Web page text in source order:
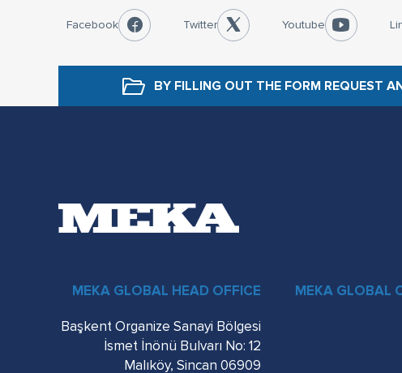
Facebook Twitter Youtube
BY FILLING OUT THE FORM REQUEST
MEKA GLOBAL HEAD OFFICE
Başkent Organize Sanayi Bölgesi
İsmet İnönü Bulvarı No: 12
06909 Malıköy, Sincan
MEKA GLOBAL